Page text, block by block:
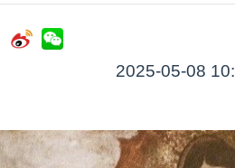
2025-05-08